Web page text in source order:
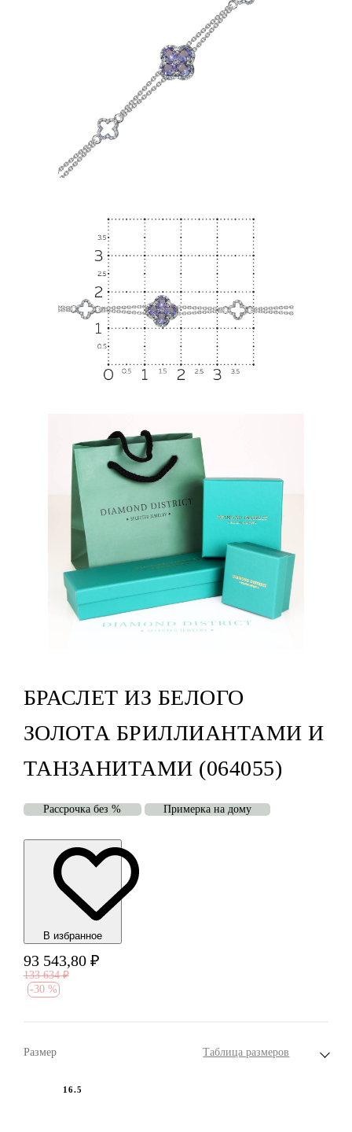
БРАСЛЕТ ИЗ БЕЛОГО
ЗОЛОТА БРИЛЛИАНТАМИ И
ТАНЗАНИТАМИ (064055)
Рассрочка без % Примерка на дому
В избранноe
93 543,80 ₽
133 634 ₽
-30 %
Размер Таблица размеров
16.5